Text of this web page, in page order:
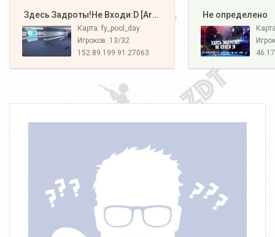
️ Здесь Задроты!Не Входи:D [Army#1]
Карта: fy_pool_day
Игроков: 13/32
152.89.199.91:27063
️ Не определено